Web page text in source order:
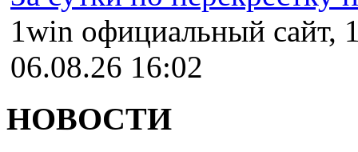
1win официальный сайт,
06.08.26 16:02
НОВОСТИ